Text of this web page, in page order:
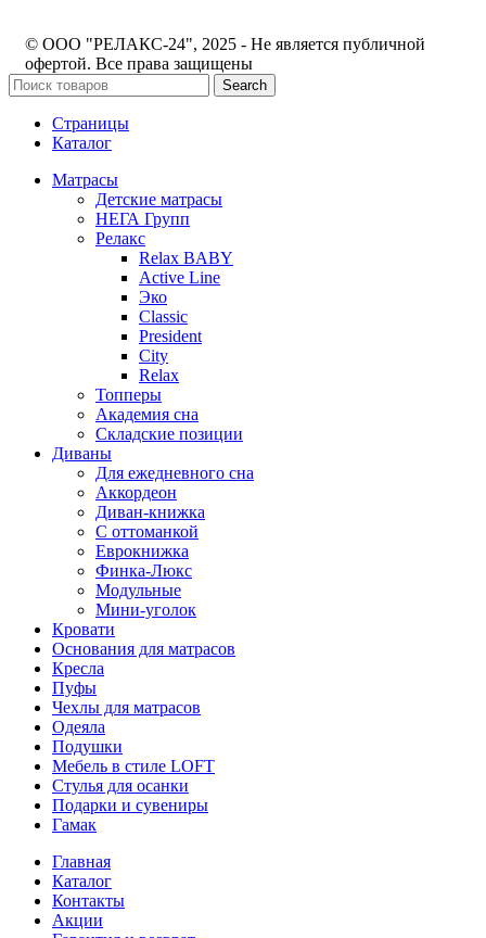
© ООО "РЕЛАКС-24", 2025 - Не является публичной
офертой. Все права защищены
Search
Страницы
Каталог
Матрасы
Детские матрасы
НЕГА Групп
Релакс
Relax BABY
Active Line
Эко
Classic
President
City
Relax
Топперы
Академия сна
Складские позиции
Диваны
Для ежедневного сна
Аккордеон
Диван-книжка
С оттоманкой
Еврокнижка
Финка-Люкс
Модульные
Мини-уголок
Кровати
Основания для матрасов
Кресла
Пуфы
Чехлы для матрасов
Одеяла
Подушки
Мебель в стиле LOFT
Стулья для осанки
Подарки и сувениры
Гамак
Главная
Каталог
Контакты
Акции